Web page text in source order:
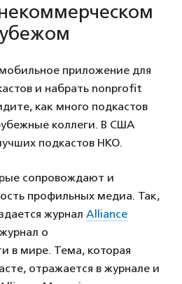
приложение для
и набрать nonprofit
как много подкастов
коллеги. В США
подкастов НКО.
сопровождают и
профильных медиа. Так,
журнал Alliance
о
в мире. Тема, которая
отражается в журнале и